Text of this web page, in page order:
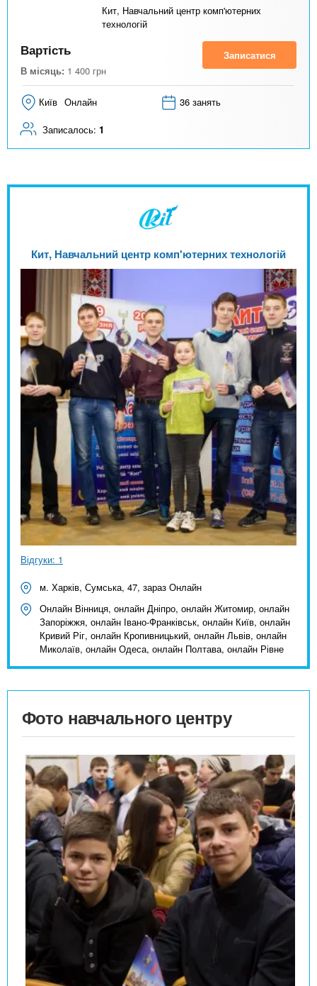
Кит, Навчальний центр комп'ютерних
технологій
Вартість
В місяць: 1 400 грн
Записатися
Київ Онлайн 36 занять
Записалось: 1
Кит, Навчальний центр комп'ютерних технологій
Відгуки: 1
м. Харків, Сумська, 47, зараз Онлайн
Онлайн Вінниця, онлайн Дніпро, онлайн Житомир, онлайн
Запоріжжя, онлайн Івано-Франківськ, онлайн Київ, онлайн
Кривий Ріг, онлайн Кропивницький, онлайн Львів, онлайн
Миколаїв, онлайн Одеса, онлайн Полтава, онлайн Рівне
Фото навчального центру